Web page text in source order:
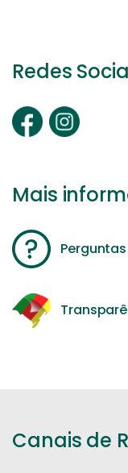
Redes
Mais
Canais de